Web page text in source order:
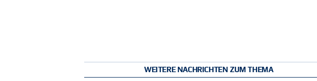
WEITERE NACHRICHTEN ZUM THEMA